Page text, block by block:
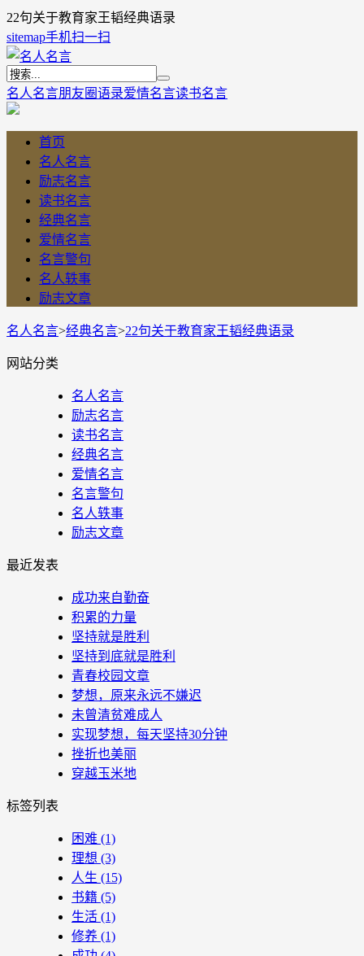
22句关于教育家王韬经典语录
sitemap手机扫一扫
名人名言朋友圈语录爱情名言读书名言
首页
名人名言
励志名言
读书名言
经典名言
爱情名言
名言警句
名人轶事
励志文章
名人名言>经典名言>22句关于教育家王韬经典语录
网站分类
名人名言
励志名言
读书名言
经典名言
爱情名言
名言警句
名人轶事
励志文章
最近发表
成功来自勤奋
积累的力量
坚持就是胜利
坚持到底就是胜利
青春校园文章
梦想，原来永远不嫌迟
未曾清贫难成人
实现梦想，每天坚持30分钟
挫折也美丽
穿越玉米地
标签列表
困难 (1)
理想 (3)
人生 (15)
书籍 (5)
生活 (1)
修养 (1)